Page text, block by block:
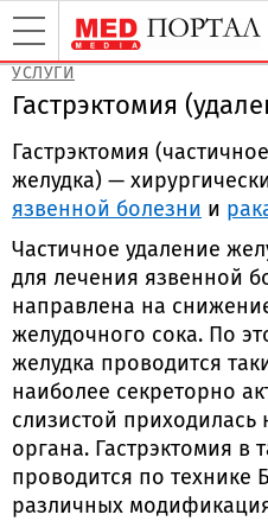
УСЛУГИ
Гастрэктомия
Гастрэктомия
желудка) —
язвенной болезни и
Частичное удаление
для лечения язвенной
направлена на
желудочного сока. По
желудка проводится
наиболее секреторно
слизистой приходилась
органа. Гастрэктомия в
проводится по технике
различных